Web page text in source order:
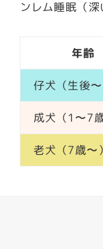
ンレム睡眠（深
年齢
仔犬（生後〜
成犬（1〜7歳
老犬（7歳〜）